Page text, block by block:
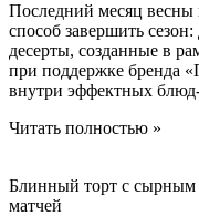
Последний месяц весны
способ завершить
десерты, созданные в
при поддержке бренда
внутри эффектных
Читать полностью »
Блинный торт с сырным
матчей